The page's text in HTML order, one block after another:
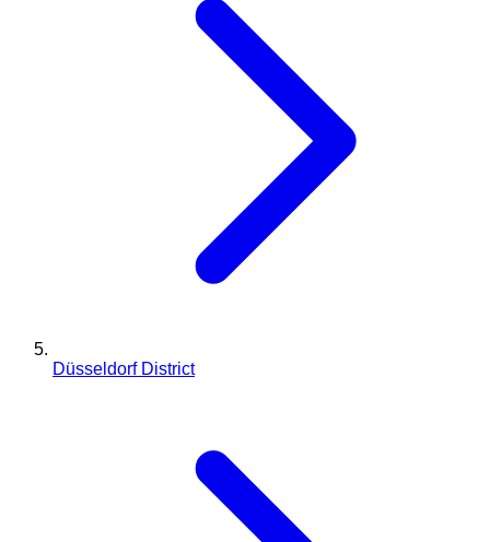
Düsseldorf District